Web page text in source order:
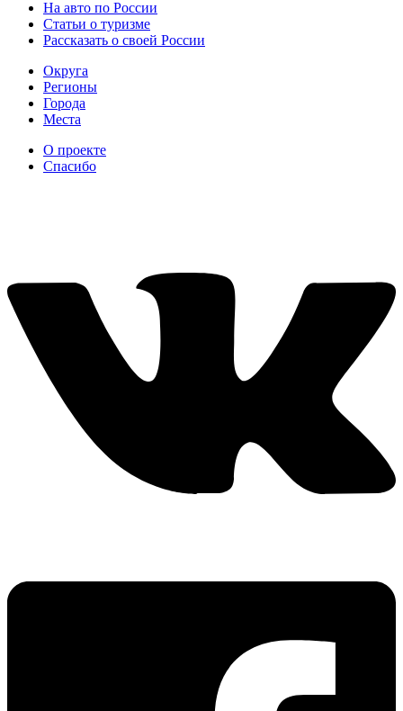
На авто по России
Статьи о туризме
Рассказать о своей России
Округа
Регионы
Города
Места
О проекте
Спасибо